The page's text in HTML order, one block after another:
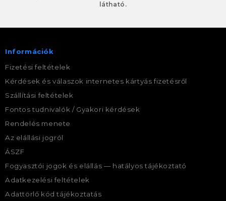
látható.
Információk
Fizetési feltételek
Kérdések és válaszok internetes kártyás fizetésről
Szállítási feltételek
Fontos tudnivalók / Gyakori kérdések
Rendelés menete
Az elállási jogról
ÁSZF
Fogyasztói jogok és elállás — hatályos tájékoztató
Adatkezelési feltételek
Adattörlő kód tájékoztatás